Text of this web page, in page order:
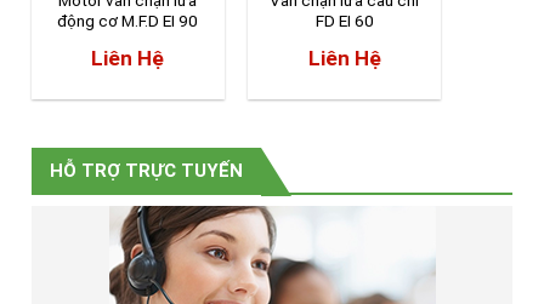
HỖ TRỢ TRỰC TUYẾN
động cơ M.F.D EI 90
Liên Hệ
FD EI 60
Liên Hệ